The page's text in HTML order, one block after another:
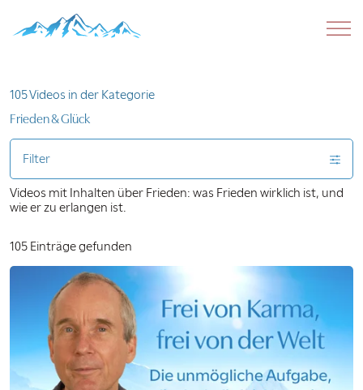
105 Videos in der Kategorie
Frieden & Glück
Filter
Videos mit Inhalten über Frieden: was Frieden wirklich ist, und
wie er zu erlangen ist.
105 Einträge gefunden